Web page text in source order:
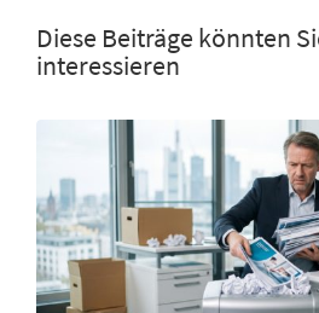
Diese Beiträge könnten
interessieren